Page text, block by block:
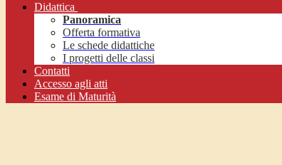
Didattica
Panoramica
Offerta formativa
Le schede didattiche
I progetti delle classi
Contatti
Accesso agli atti
Esame di Maturità